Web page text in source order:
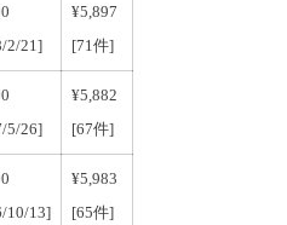
2/21]
¥5,897
[71件]
5/26]
¥5,882
[67件]
10/13]
¥5,983
[65件]